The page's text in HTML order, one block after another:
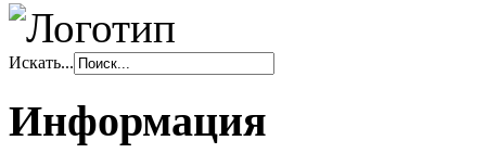
Искать...
Информация